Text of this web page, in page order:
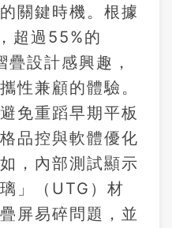
關鍵時機。根據
超過55%的
設計感興趣，
性兼顧的體驗。
免重蹈早期平板
品控與軟體優化
，內部測試顯示
」（UTG）材
屏易碎問題，並